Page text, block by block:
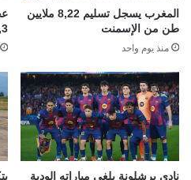
المغرب يسجل تسليم 8,22 ملايين
طن من الإسمنت
منذ يوم واحد
نادي برشلونة يلغي مباراته الودية